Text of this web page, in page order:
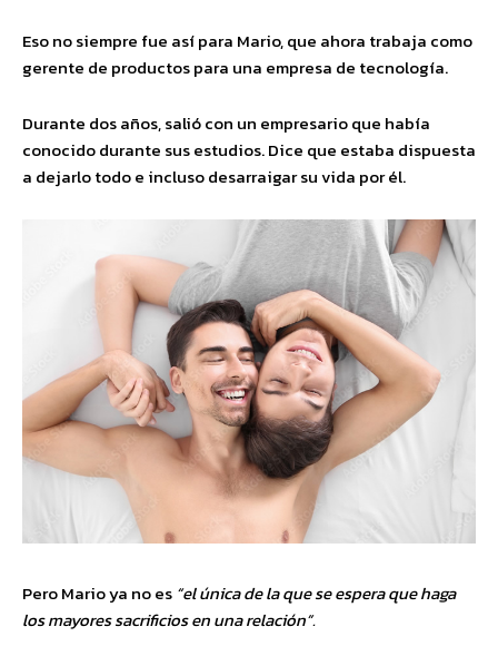
Eso no siempre fue así para Mario, que ahora trabaja como
gerente de productos para una empresa de tecnología.
Durante dos años, salió con un empresario que había
conocido durante sus estudios. Dice que estaba dispuesta
a dejarlo todo e incluso desarraigar su vida por él.
Pero Mario ya no es “el única de la que se espera que haga
los mayores sacrificios en una relación”.